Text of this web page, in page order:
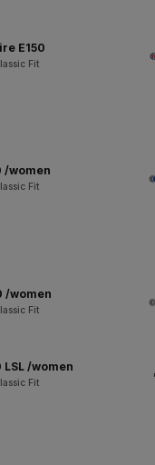
E150
Fit
/women
Fit
/women
Fit
LSL /women
Fit